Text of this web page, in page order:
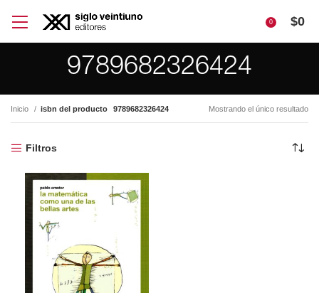
0 $0
9789682326424
Inicio isbn del producto 9789682326424 Mostrando el único resultado
Filtros